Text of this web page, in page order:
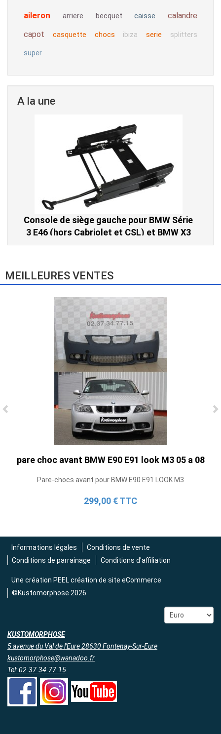
aileron arriere becquet caisse
calandre
capot
casquette chocs ibiza serie splitters
super
A la une
Ligne Cat-Back Active 4 Sorties avec
Tube en H pour Ford Mustang GT & V6
(2015-2023)
2 690,00 € TTC
Console de siège gauche pour BMW Série
3 E46 (hors Cabriolet et CSL) et BMW X3
E83 (2004-2010)
MEILLEURES VENTES
pare choc avant BMW E90 E91 look M3 05 a 08
Pare-chocs avant pour BMW E90 E91 LOOK M3
299,00 € TTC
Informations légales
Conditions de vente
Conditions de parrainage
Conditions d'affiliation
Une création PEEL création de site eCommerce
©Kustomorphose 2026
KUSTOMORPHOSE
5 avenue du Val de l'Eure 28630 Fontenay-Sur-Eure
kustomorphose@wanadoo.fr
Tel: 02.37.34.77.15